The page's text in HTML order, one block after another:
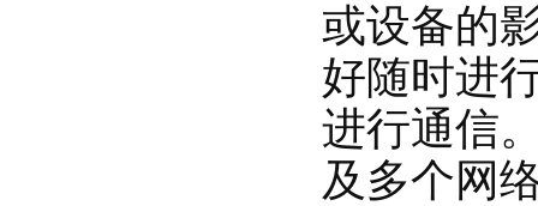
或设备的
好随时进
进行通信
及多个网